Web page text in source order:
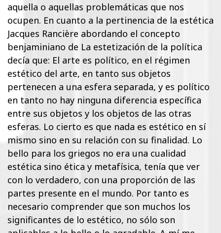
aquella o aquellas problemáticas que nos
ocupen. En cuanto a la pertinencia de la estética
Jacques Rancière abordando el concepto
benjaminiano de La estetización de la política
decía que: El arte es político, en el régimen
estético del arte, en tanto sus objetos
pertenecen a una esfera separada, y es político
en tanto no hay ninguna diferencia específica
entre sus objetos y los objetos de las otras
esferas. Lo cierto es que nada es estético en sí
mismo sino en su relación con su finalidad. Lo
bello para los griegos no era una cualidad
estética sino ética y metafísica, tenía que ver
con lo verdadero, con una proporción de las
partes presente en el mundo. Por tanto es
necesario comprender que son muchos los
significantes de lo estético, no sólo son